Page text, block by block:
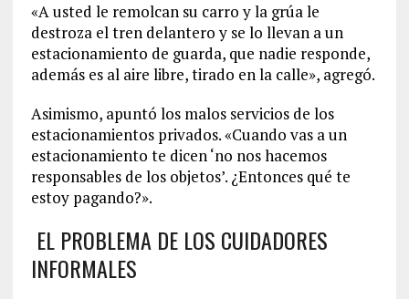
«A usted le remolcan su carro y la grúa le
destroza el tren delantero y se lo llevan a un
estacionamiento de guarda, que nadie responde,
además es al aire libre, tirado en la calle», agregó.
Asimismo, apuntó los malos servicios de los
estacionamientos privados. «Cuando vas a un
estacionamiento te dicen ‘no nos hacemos
responsables de los objetos’. ¿Entonces qué te
estoy pagando?».
EL PROBLEMA DE LOS CUIDADORES
INFORMALES